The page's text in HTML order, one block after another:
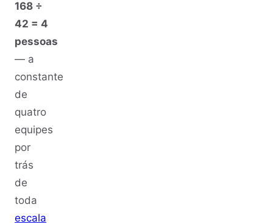
168 ÷
42 = 4
pessoas
— a
constante
de
quatro
equipes
por
trás
de
toda
escala